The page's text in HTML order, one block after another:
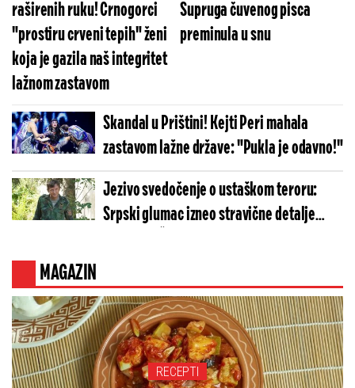
raširenih ruku! Crnogorci
"prostiru crveni tepih" ženi
koja je gazila naš integritet
lažnom zastavom
Supruga čuvenog pisca
preminula u snu
Skandal u Prištini! Kejti Peri mahala
zastavom lažne države: "Pukla je odavno!"
Jezivo svedočenje o ustaškom teroru:
Srpski glumac izneo stravične detalje
MAGAZIN
RECEPTI